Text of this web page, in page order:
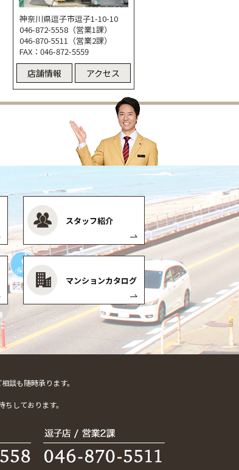
神奈川県逗子市逗子1-10-10
046-872-5558（営業1課）
046-870-5511（営業2課）
FAX：046-872-5559
店舗情報 アクセス
スタッフ紹介
マンションカタログ
談も随時承ります。
しております。